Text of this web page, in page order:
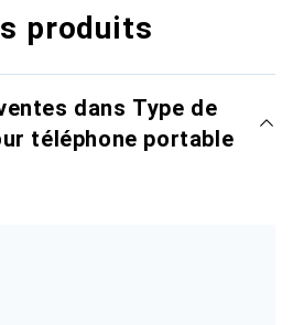
produits
dans Type de
téléphone portable